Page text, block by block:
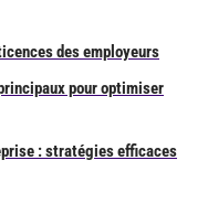
des employeurs
pour optimiser
: stratégies efficaces